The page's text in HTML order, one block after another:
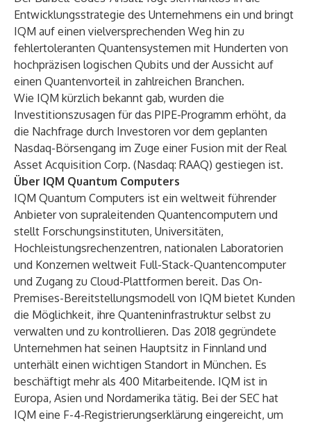
Entwicklungsstrategie des Unternehmens ein und bringt
IQM auf einen vielversprechenden Weg hin zu
fehlertoleranten Quantensystemen mit Hunderten von
hochpräzisen logischen Qubits und der Aussicht auf
einen Quantenvorteil in zahlreichen Branchen.
Wie IQM kürzlich bekannt gab, wurden die
Investitionszusagen für das PIPE-Programm erhöht, da
die Nachfrage durch Investoren vor dem geplanten
Nasdaq-Börsengang im Zuge einer Fusion mit der Real
Asset Acquisition Corp. (Nasdaq: RAAQ) gestiegen ist.
Über IQM Quantum Computers
IQM Quantum Computers ist ein weltweit führender
Anbieter von supraleitenden Quantencomputern und
stellt Forschungsinstituten, Universitäten,
Hochleistungsrechenzentren, nationalen Laboratorien
und Konzernen weltweit Full-Stack-Quantencomputer
und Zugang zu Cloud-Plattformen bereit. Das On-
Premises-Bereitstellungsmodell von IQM bietet Kunden
die Möglichkeit, ihre Quanteninfrastruktur selbst zu
verwalten und zu kontrollieren. Das 2018 gegründete
Unternehmen hat seinen Hauptsitz in Finnland und
unterhält einen wichtigen Standort in München. Es
beschäftigt mehr als 400 Mitarbeitende. IQM ist in
Europa, Asien und Nordamerika tätig. Bei der SEC hat
IQM eine F-4-Registrierungserklärung eingereicht, um